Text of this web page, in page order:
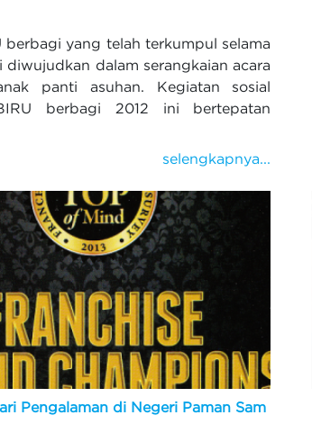
berbagi yang telah terkumpul selama
diwujudkan dalam serangkaian acara
panti asuhan. Kegiatan sosial
berbagi 2012 ini bertepatan
selengkapnya...
Pengalaman di Negeri Paman Sam